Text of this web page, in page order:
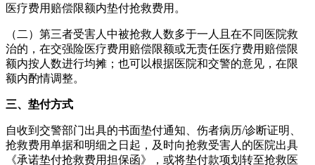
医疗费用赔偿限额内垫付抢救费用。
（二）第三者受害人中被抢救人数多于一人且在不同医院救
治的，在交强险医疗费用赔偿限额或无责任医疗费用赔偿限
额内按人数进行均摊；也可以根据医院和交警的意见，在限
额内酌情调整。
三、垫付方式
自收到交警部门出具的书面垫付通知、伤者病历/诊断证明、
抢救费用单据和明细之日起，及时向抢救受害人的医院出具
《承诺垫付抢救费用担保函》，或将垫付款项划转至抢救医